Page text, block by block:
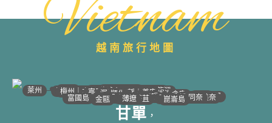
Vietnam
越南旅行地圖
• 河江｜高平
沙壩 •
萊州 • 宣光 •
安沛｜木江界 •
• 太原
梅州｜木州•• 北江｜北寧
• 下龍灣
• 河內
•海防｜海洋
• 南定｜清化
寧平 ••河靜｜義安
洞海 •
順化 •• 峴港
• 會安
• 歸仁
邦美蜀 •
大叻 ••芽莊｜潘郎
•潘切｜美奈
平陽 •
西寧 •
胡志明 •
美萩 •
富國島 •迪石 •
金甌 • • 同奈
• 頭頓
• 芹苴 •崑崙島
• 薄遼
甘單 ，